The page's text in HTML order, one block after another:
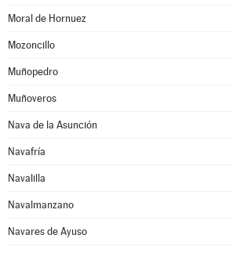
Moral de Hornuez
Mozoncillo
Muñopedro
Muñoveros
Nava de la Asunción
Navafría
Navalilla
Navalmanzano
Navares de Ayuso